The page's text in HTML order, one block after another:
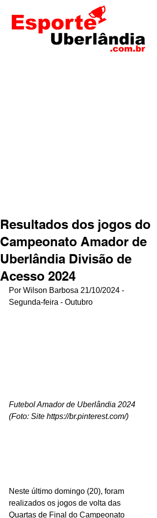
Resultados dos jogos do
Campeonato Amador de
Uberlândia Divisão de
Acesso 2024
Por Wilson Barbosa 21/10/2024 -
Segunda-feira - Outubro
Futebol Amador de Uberlândia 2024
(Foto: Site https://br.pinterest.com/)
Neste último domingo (20), foram
realizados os jogos de volta das
Quartas de Final do Campeonato